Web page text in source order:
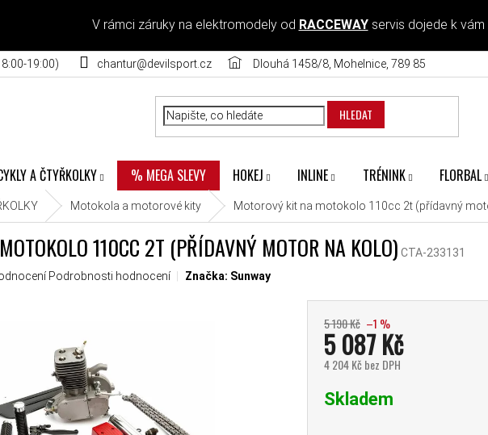
V rámci záruky na elektromodely od RACCEWAYservis dojede k vám
chantur@devilsport.cz Dlouhá 1458/8, Mohelnice, 789 85
HLEDAT
A ČTYŘKOLKY % MEGA SLEVY HOKEJ INLINE TRÉNINK FLORBAL
Motokola a motorové kity Motorový kit na motokolo 110cc 2t (přídavný
110CC 2T (PŘÍDAVNÝ MOTOR NA KOLO) CTA-233131
hodnocení produktu je 2,7 z 5 hvězdiček.
Podrobnosti hodnocení Značka: Sunway
5 190 Kč –1 %
5 087 Kč
4 204 Kč bez DPH
Skladem